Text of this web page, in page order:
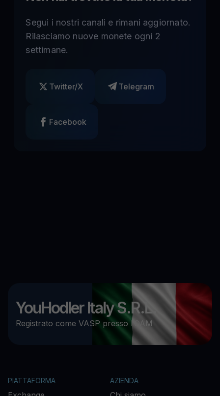
Segui i nostri canali e rimani aggiornato.
Rilasciamo nuove monete ogni 2
settimane.
Twitter/X Telegram
Facebook
YouHodler Italy S.R.L.
Registrato come VASP presso l’OAM
PIATTAFORMA AZIENDA